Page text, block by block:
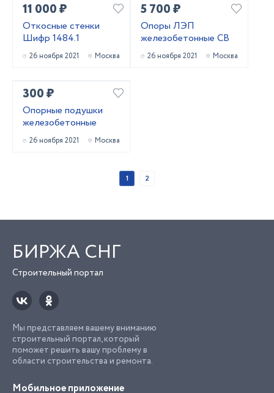
11 000 ₽
Откосные стенки
Шифр 1484.1
26 ноября 2021 Москва
5 700 ₽
Опоры ЛЭП
железобетонные СВ
26 ноября 2021 Москва
300 ₽
Опорные подушки
железобетонные
26 ноября 2021 Москва
1 2
БИРЖА СНГ
Строительный портал
Мы представляем вашему вниманию
строительный портал, который
поможет решить вашу проблему в
области строительства и ремонта.
Мобильное приложение